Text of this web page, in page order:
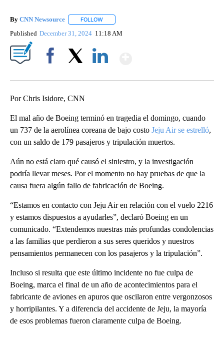
By CNN Newsource FOLLOW
Published December 31, 2024 11:18 AM
Por Chris Isidore, CNN
El mal año de Boeing terminó en tragedia el domingo, cuando
un 737 de la aerolínea coreana de bajo costo Jeju Air se estrelló,
con un saldo de 179 pasajeros y tripulación muertos.
Aún no está claro qué causó el siniestro, y la investigación
podría llevar meses. Por el momento no hay pruebas de que la
causa fuera algún fallo de fabricación de Boeing.
“Estamos en contacto con Jeju Air en relación con el vuelo 2216
y estamos dispuestos a ayudarles”, declaró Boeing en un
comunicado. “Extendemos nuestras más profundas condolencias
a las familias que perdieron a sus seres queridos y nuestros
pensamientos permanecen con los pasajeros y la tripulación”.
Incluso si resulta que este último incidente no fue culpa de
Boeing, marca el final de un año de acontecimientos para el
fabricante de aviones en apuros que oscilaron entre vergonzosos
y horripilantes. Y a diferencia del accidente de Jeju, la mayoría
de esos problemas fueron claramente culpa de Boeing.